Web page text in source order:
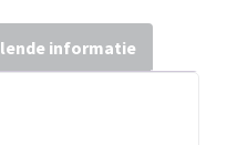
informatie